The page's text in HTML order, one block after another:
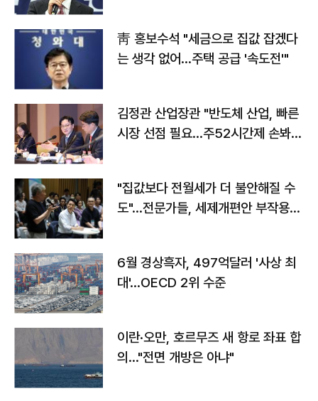
靑 홍보수석 "세금으로 집값 잡겠다
는 생각 없어…주택 공급 '속도전'"
김정관 산업장관 "반도체 산업, 빠른
시장 선점 필요…주52시간제 손봐
"집값보다 전월세가 더 불안해질 수
도"…전문가들, 세제개편안 부작용
6월 경상흑자, 497억달러 '사상 최
대'…OECD 2위 수준
이란·오만, 호르무즈 새 항로 좌표 합
의…"전면 개방은 아냐"